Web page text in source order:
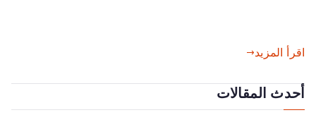
ي
ا
ل
اقرأ المزيد
أحدث المقالات